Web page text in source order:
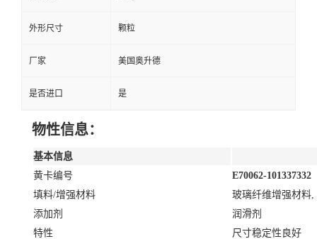
外形尺寸 颗粒
厂家 美国奥升德
是否进口 是
物性信息：
基本信息
黄卡编号
E70062-101337332
填料/增强材料
玻璃纤维增强材料,
添加剂
润滑剂
特性
尺寸稳定性良好